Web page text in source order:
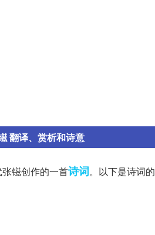
翻译、赏析和诗意
镃创作的一首诗词。以下是诗词